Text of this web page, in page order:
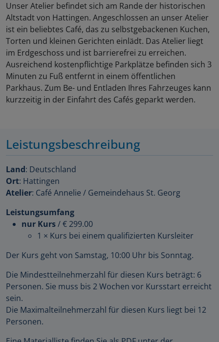
Unser Atelier befindet sich am Rande der historischen
Altstadt von Hattingen. Angeschlossen an unser Atelier
ist ein beliebtes Café, das zu selbstgebackenen Kuchen,
Torten und kleinen Gerichten einlädt. Das Atelier liegt
im Erdgeschoss und ist barrierefrei zu erreichen.
Ausreichend kostenpflichtige Parkplätze befinden sich 3
Minuten zu Fuß entfernt in einem öffentlichen
Parkhaus. Zum Be- und Entladen Ihres Fahrzeuges kann
kurzzeitig in der Einfahrt des Cafés geparkt werden.
Leistungsbeschreibung
Land: Deutschland
Ort: Hattingen
Atelier: Café Annelie / Gemeindehaus St. Georg
Leistungsumfang
nur Kurs/€ 299.00
1 × Kurs bei einem qualifizierten Kursleiter
Der Kurs geht von Samstag, 10:00 Uhr bis Sonntag.
Die Mindestteilnehmerzahl für diesen Kurs beträgt: 6
Personen. Sie muss bis 2 Wochen vor Kursstart erreicht
sein.
Die Maximalteilnehmerzahl für diesen Kurs liegt bei 12
Personen.